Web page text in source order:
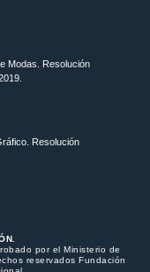
Modas. Resolución
Resolución
por el Ministerio de
reservados Fundación